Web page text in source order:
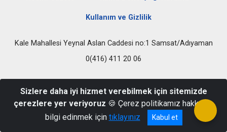
Kullanım ve Gizlilik
Kale Mahallesi Yeynal Aslan Caddesi no:1 Samsat/Adıyaman
0(416) 411 20 06
Sizlere daha iyi hizmet verebilmek için sitemizde
çerezlere yer veriyoruz 🍪 Çerez politikamız hakkında
bilgi edinmek için tıklayınız Kabul et